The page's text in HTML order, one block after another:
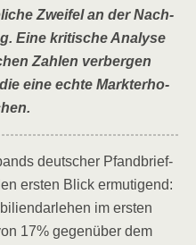
Zwei­fel an der Nach­
Eine kri­ti­sche Ana­ly­se
Zah­len ver­ber­gen
eine ech­te Markt­er­ho­
deut­scher Pfand­brief­
ers­ten Blick ermu­ti­gend:
im ers­ten
17% gegen­über dem